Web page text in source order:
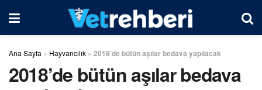
Ana Sayfa » Hayvancılık » 2018’de bütün aşılar bedava yapılacak
2018’de bütün aşılar bedava